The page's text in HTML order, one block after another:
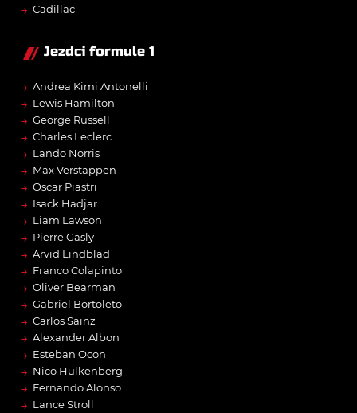
→ Cadillac
Jezdci formule 1
→ Andrea Kimi Antonelli
→ Lewis Hamilton
→ George Russell
→ Charles Leclerc
→ Lando Norris
→ Max Verstappen
→ Oscar Piastri
→ Isack Hadjar
→ Liam Lawson
→ Pierre Gasly
→ Arvid Lindblad
→ Franco Colapinto
→ Oliver Bearman
→ Gabriel Bortoleto
→ Carlos Sainz
→ Alexander Albon
→ Esteban Ocon
→ Nico Hülkenberg
→ Fernando Alonso
→ Lance Stroll